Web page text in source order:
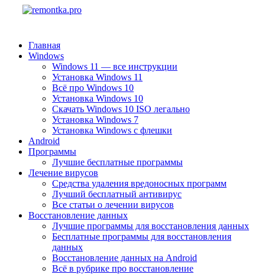
Главная
Windows
Windows 11 — все инструкции
Установка Windows 11
Всё про Windows 10
Установка Windows 10
Скачать Windows 10 ISO легально
Установка Windows 7
Установка Windows с флешки
Android
Программы
Лучшие бесплатные программы
Лечение вирусов
Средства удаления вредоносных программ
Лучший бесплатный антивирус
Все статьи о лечении вирусов
Восстановление данных
Лучшие программы для восстановления данных
Бесплатные программы для восстановления
данных
Восстановление данных на Android
Всё в рубрике про восстановление